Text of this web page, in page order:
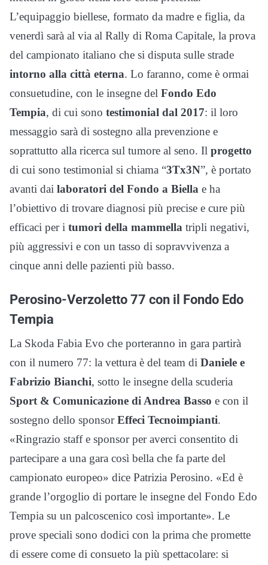
L’equipaggio biellese, formato da madre e figlia, da
venerdì sarà al via al Rally di Roma Capitale, la prova
del campionato italiano che si disputa sulle strade
intorno alla città eterna. Lo faranno, come è ormai
consuetudine, con le insegne del Fondo Edo
Tempia, di cui sono testimonial dal 2017: il loro
messaggio sarà di sostegno alla prevenzione e
soprattutto alla ricerca sul tumore al seno. Il progetto
di cui sono testimonial si chiama “3Tx3N”, è portato
avanti dai laboratori del Fondo a Biella e ha
l’obiettivo di trovare diagnosi più precise e cure più
efficaci per i tumori della mammella tripli negativi,
più aggressivi e con un tasso di sopravvivenza a
cinque anni delle pazienti più basso.
Perosino-Verzoletto 77 con il Fondo Edo
Tempia
La Skoda Fabia Evo che porteranno in gara partirà
con il numero 77: la vettura è del team di Daniele e
Fabrizio Bianchi, sotto le insegne della scuderia
Sport & Comunicazione di Andrea Basso e con il
sostegno dello sponsorEffeci Tecnoimpianti.
«Ringrazio staff e sponsor per averci consentito di
partecipare a una gara così bella che fa parte del
campionato europeo» dice Patrizia Perosino. «Ed è
grande l’orgoglio di portare le insegne del Fondo Edo
Tempia su un palcoscenico così importante». Le
prove speciali sono dodici con la prima che promette
di essere come di consueto la più spettacolare: si